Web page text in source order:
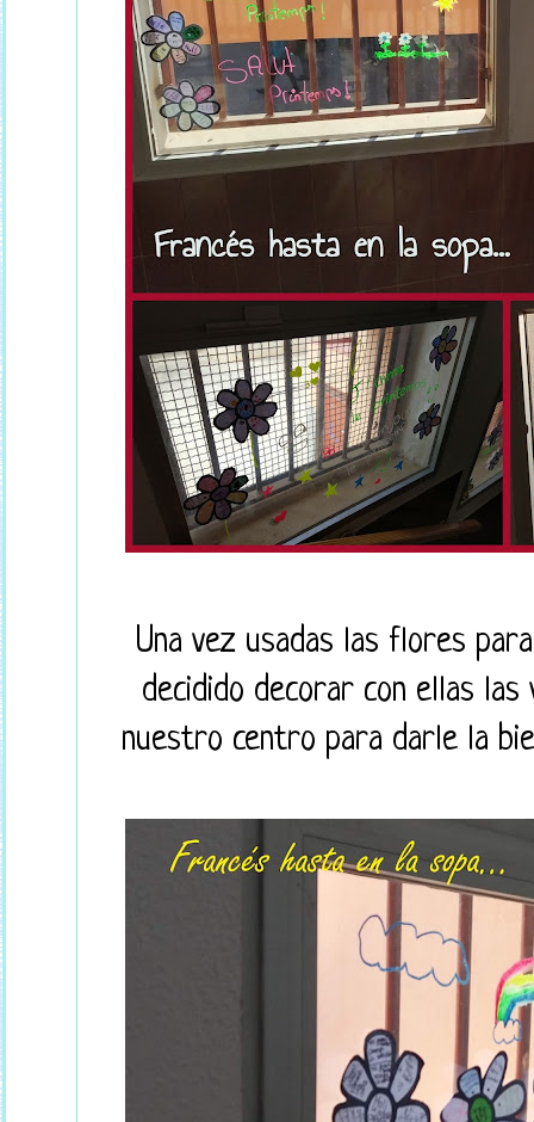
Una vez usadas las flores
decidido decorar con ellas
nuestro centro para darle la